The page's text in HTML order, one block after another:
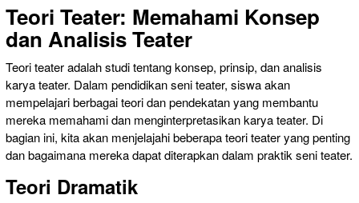
Teori Teater: Memahami Konsep
dan Analisis Teater
Teori teater adalah studi tentang konsep, prinsip, dan analisis
karya teater. Dalam pendidikan seni teater, siswa akan
mempelajari berbagai teori dan pendekatan yang membantu
mereka memahami dan menginterpretasikan karya teater. Di
bagian ini, kita akan menjelajahi beberapa teori teater yang penting
dan bagaimana mereka dapat diterapkan dalam praktik seni teater.
Teori Dramatik